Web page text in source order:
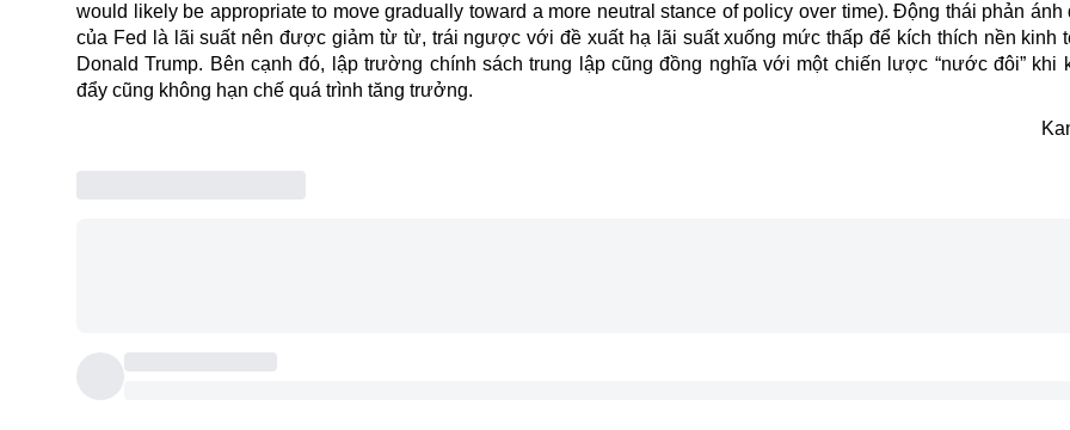
would likely be appropriate to move gradually toward a more neutral stance of policy over time). Động thái phản ánh
của Fed là lãi suất nên được giảm từ từ, trái ngược với đề xuất hạ lãi suất xuống mức thấp để kích thích nền kinh
Donald Trump. Bên cạnh đó, lập trường chính sách trung lập cũng đồng nghĩa với một chiến lược “nước đôi” khi
đẩy cũng không hạn chế quá trình tăng trưởng.